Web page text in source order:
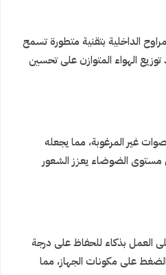
الداخلية بتقنية متطورة تسمح
الهواء المتوازن على تحسين
غير المرغوبة، مما يجعله
مستوى الضوضاء يعزز الشعور
العمل بذكاء للحفاظ على درجة
على مكونات الجهاز، مما